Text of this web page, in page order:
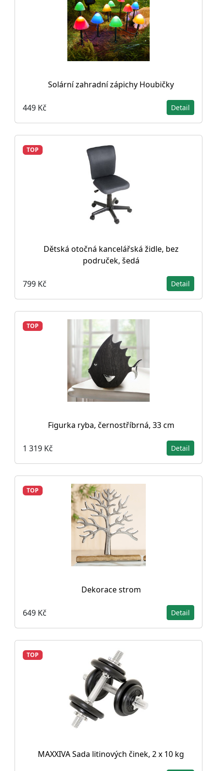
Solární zahradní zápichy Houbičky
449 Kč Detail
TOP
Dětská otočná kancelářská židle, bez
područek, šedá
799 Kč Detail
TOP
Figurka ryba, černostříbrná, 33 cm
1 319 Kč Detail
TOP
Dekorace strom
649 Kč Detail
TOP
MAXXIVA Sada litinových činek, 2 x 10 kg